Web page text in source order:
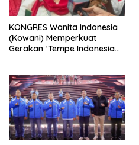
KONGRES Wanita Indonesia
(Kowani) Memperkuat
Gerakan ‘Tempe Indonesia